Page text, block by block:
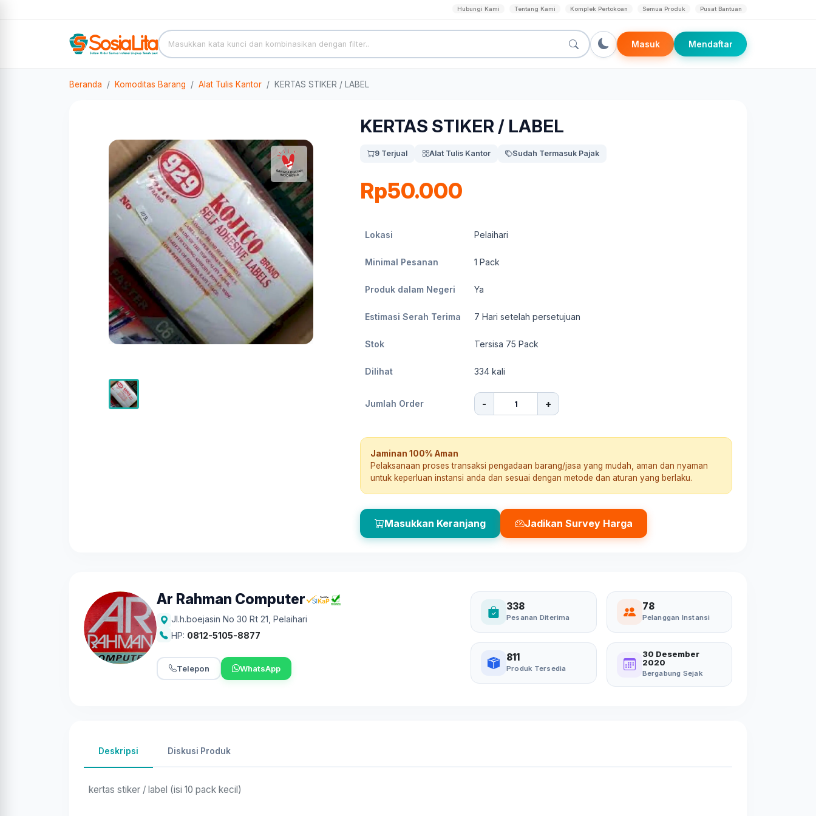
Hubungi Kami Tentang Kami Komplek Pertokoan Semua Produk Pusat Bantuan
Masuk Mendaftar
Beranda Komoditas Barang Alat Tulis Kantor KERTAS STIKER / LABEL
KERTAS STIKER / LABEL
9 Terjual Alat Tulis Kantor Sudah Termasuk Pajak
Rp50.000
Lokasi Pelaihari
Minimal Pesanan 1 Pack
Produk dalam Negeri Ya
Estimasi Serah Terima 7 Hari setelah persetujuan
Stok Tersisa 75 Pack
Dilihat 334 kali
Jumlah Order - +
Jaminan 100% Aman
Pelaksanaan proses transaksi pengadaan barang/jasa yang mudah, aman dan nyaman
untuk keperluan instansi anda dan sesuai dengan metode dan aturan yang berlaku.
Masukkan Keranjang Jadikan Survey Harga
Ar Rahman Computer
Jl.h.boejasin No 30 Rt 21 Pelaihari
HP: 0812-5105-8877
Telepon WhatsApp
338
Pesanan Diterima
78
Pelanggan Instansi
811
Produk Tersedia
30 Desember
2020
Bergabung Sejak
Deskripsi Diskusi Produk
kertas stiker / label (isi 10 pack kecil)